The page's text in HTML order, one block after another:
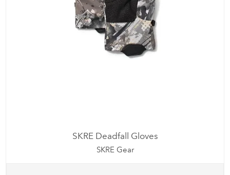
SKRE Deadfall Gloves
SKRE Gear